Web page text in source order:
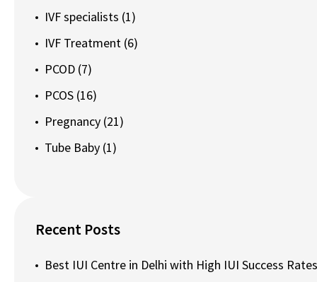
IVF specialists (1)
IVF Treatment (6)
PCOD (7)
PCOS (16)
Pregnancy (21)
Tube Baby (1)
Recent Posts
Best IUI Centre in Delhi with High IUI Success